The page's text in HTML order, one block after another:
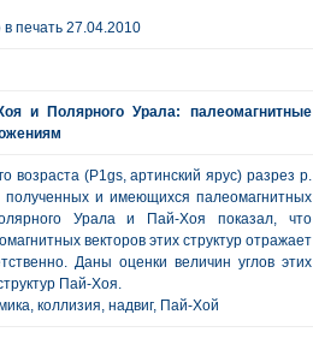
печать 27.04.2010
и Полярного Урала: палеомагнитные
возраста (P1gs, артинский ярус) разрез р.
и имеющихся палеомагнитных
Урала и Пай-Хоя показал, что
векторов этих структур отражает
Даны оценки величин углов этих
Пай-Хоя.
коллизия, надвиг, Пай-Хой